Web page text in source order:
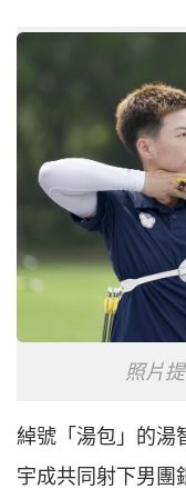
照片
綽號「湯包」的湯
宇成共同射下男團